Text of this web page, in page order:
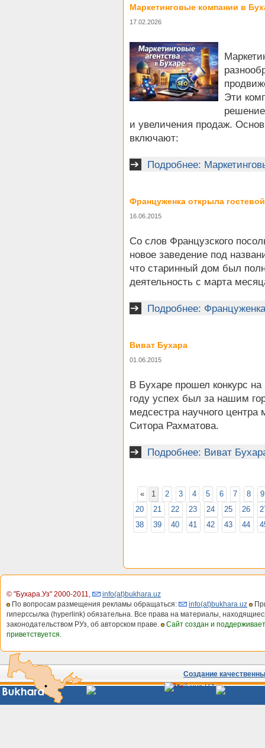
Маркетинговые компании в
17.02.2026
Эти
и увеличения продаж.
включают:
Подробнее:
Француженка открыла
16.06.2015
Со слов Французского
новое заведение под
что старинный дом был
деятельность с марта
Подробнее:
Виват Бухара
01.06.2015
В Бухаре прошел конкурс
году успех был за нашим
медсестра научного
Ситора Рахматова.
Подробнее: Виват
« 1 2 3 4 5 6 7 8
9
20
21 22 23 24 25 26
38
39 40 41 42 43 44
© "Бухара.Уз" 2000-2011,
info(at)bukhara.uz
По вопросам размещения рекламы обращаться:
info(at)bukhara.uz
гиперссылка (hyperlink) обязательна. Все права на материалы,
законодательством РУз, об авторском праве.
Сайт создан и
приветствуется.
Создание
Сайты
Узбекистана